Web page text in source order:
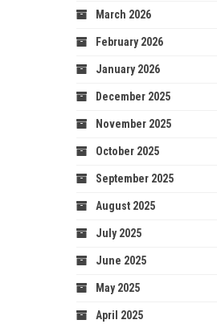
March 2026
February 2026
January 2026
December 2025
November 2025
October 2025
September 2025
August 2025
July 2025
June 2025
May 2025
April 2025